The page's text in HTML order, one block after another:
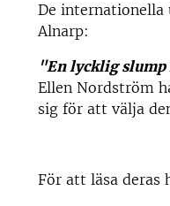
De
Alnarp:
"En lycklig
Ellen Nordström
sig för att välja
För att läsa deras